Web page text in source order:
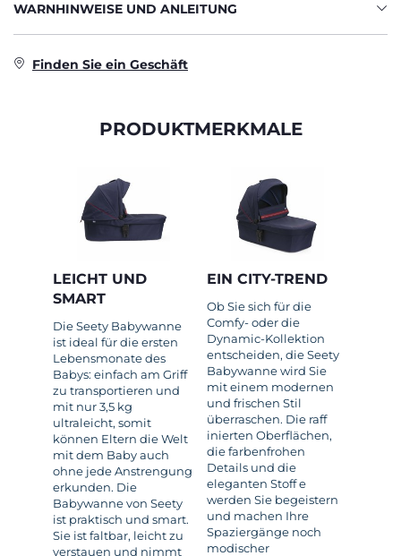
WARNHINWEISE UND ANLEITUNG
Finden Sie ein Geschäft
PRODUKTMERKMALE
LEICHT UND
SMART
Die Seety Babywanne
ist ideal für die ersten
Lebensmonate des
Babys: einfach am Griff
zu transportieren und
mit nur 3,5 kg
ultraleicht, somit
können Eltern die Welt
mit dem Baby auch
ohne jede Anstrengung
erkunden. Die
Babywanne von Seety
ist praktisch und smart.
Sie ist faltbar, leicht zu
verstauen und nimmt
EIN CITY-TREND
Ob Sie sich für die
Comfy- oder die
Dynamic-Kollektion
entscheiden, die Seety
Babywanne wird Sie
mit einem modernen
und frischen Stil
überraschen. Die raff
inierten Oberflächen,
die farbenfrohen
Details und die
eleganten Stoff e
werden Sie begeistern
und machen Ihre
Spaziergänge noch
modischer